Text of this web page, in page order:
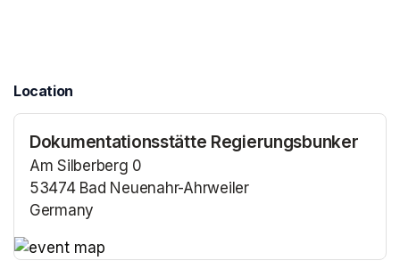
Location
Dokumentationsstätte Regierungsbunker
Am Silberberg 0
53474 Bad Neuenahr-Ahrweiler
Germany